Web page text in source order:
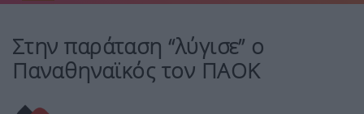
Στην παράταση “λύγισε” ο
Παναθηναϊκός τον ΠΑΟΚ